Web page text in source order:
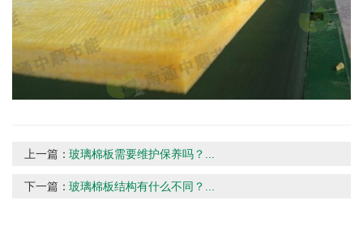
上一篇：玻璃棉板需要维护保养吗？...
下一篇：玻璃棉板结构有什么不同？...